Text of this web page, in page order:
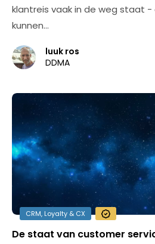
klantreis vaak in de weg staat
kunnen…
luuk ros
DDMA
CRM, Loyalty & CX
De staat van customer